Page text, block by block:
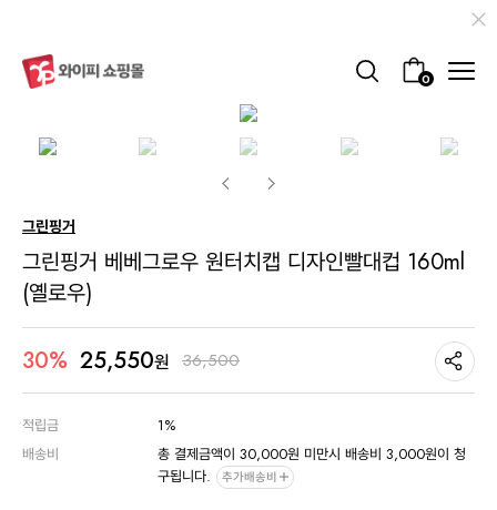
0
그린핑거
그린핑거 베베그로우 원터치캡 디자인빨대컵 160ml
(옐로우)
30% 25,550원 36,500
적립금
1%
배송비
총 결제금액이 30,000원 미만시 배송비 3,000원이 청
구됩니다.
추가배송비